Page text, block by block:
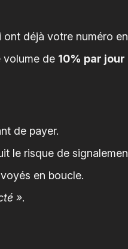
déjà votre numéro
volume de 10% par jour
de payer.
le risque de
en boucle.
».